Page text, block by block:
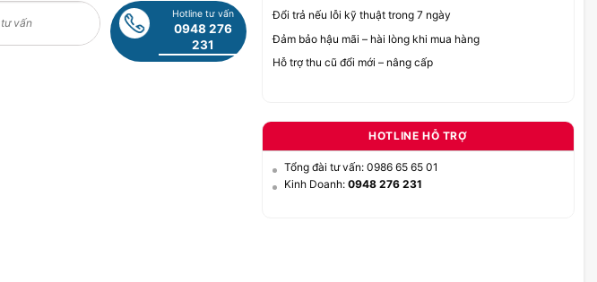
Hotline tư vấn
0948 276
231
Đổi trả nếu lỗi kỹ thuật trong 7 ngày
Đảm bảo hậu mãi – hài lòng khi mua hàng
Hỗ trợ thu cũ đổi mới – nâng cấp
HOTLINE HỖ TRỢ
Tổng đài tư vấn: 0986 65 65 01
Kinh Doanh: 0948 276 231